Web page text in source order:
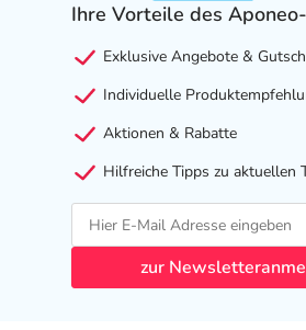
Ihre Vorteile des
Exklusive Angebote &
Individuelle
Aktionen & Rabatte
Hilfreiche Tipps zu aktuellen
zur